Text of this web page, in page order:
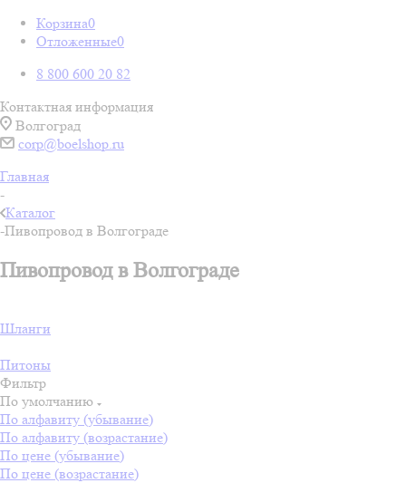
Корзина0
Отложенные0
8 800 600 20 82
Контактная информация
Волгоград
corp@boelshop.ru
Главная
-
Каталог
-Пивопровод в Волгограде
Пивопровод в Волгограде
Шланги
Питоны
Фильтр
По умолчанию
По алфавиту (убывание)
По алфавиту (возрастание)
По цене (убывание)
По цене (возрастание)